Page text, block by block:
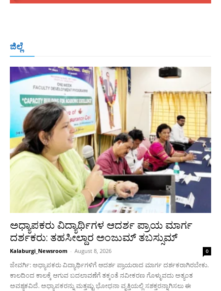
ಜಿಲ್ಲೆ
ಅಧ್ಯಾಪಕರು ವಿದ್ಯಾರ್ಥಿಗಳ ಆದರ್ಶ ಪ್ರಾಯ ಮಾರ್ಗ
ದರ್ಶಕರು: ತಹಸೀಲ್ದಾರ ಅಂಜುಮ್ ತಬಸ್ಸುಮ್
Kalaburgi_Newsroom - August 8, 2026 0
ಜೇವರ್ಗಿ: ಅಧ್ಯಾಪಕರು ವಿದ್ಯಾರ್ಥಿಗಳಿಗೆ ಆದರ್ಶ ಪ್ರಾಯರಾದ ಮಾರ್ಗ ದರ್ಶಕರಾಗಿರಬೇಕು.
ಕಾಲದಿಂದ ಕಾಲಕ್ಕೆ ಆಗುವ ಬದಲಾವಣೆಗೆ ತಕ್ಕಂತೆ ನವೀಕರಣ ಗೊಳ್ಳುವದು ಅತ್ಯಂತ
ಅವಶ್ಯಕವಿದೆ. ಅಧ್ಯಾಪಕರನ್ನು ಮತ್ತಷ್ಟು ಭೋಧನಾ ವೃತ್ತಿಯಲ್ಲಿ ಸಶಕ್ತರನ್ನಾಗಿಸಲು ಈ